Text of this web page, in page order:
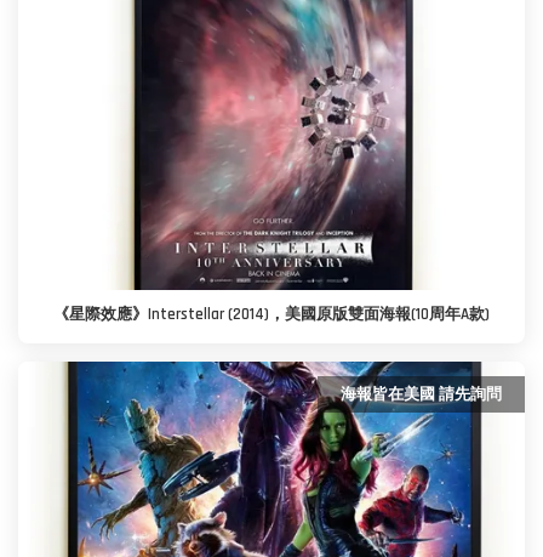
《星際效應》Interstellar (2014)，美國原版雙面海報(10周年A款)
海報皆在美國 請先詢問